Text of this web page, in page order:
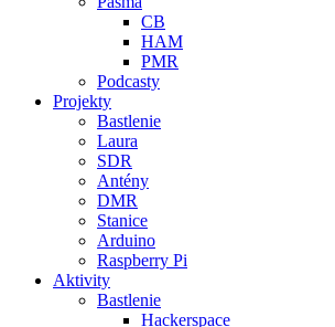
CB
HAM
PMR
Podcasty
Projekty
Bastlenie
Laura
SDR
Antény
DMR
Stanice
Arduino
Raspberry Pi
Aktivity
Bastlenie
Hackerspace